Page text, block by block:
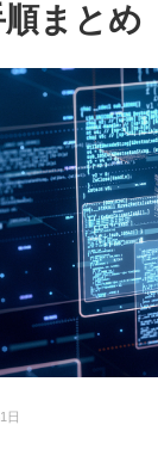
まとめ
日